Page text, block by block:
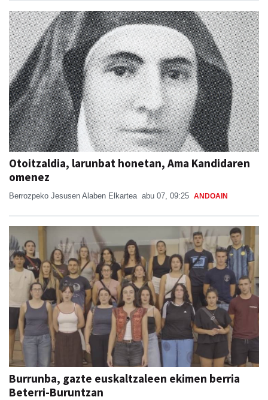
Otoitzaldia, larunbat honetan, Ama Kandidaren
omenez
Berrozpeko Jesusen Alaben Elkartea abu 07, 09:25 ANDOAIN
Burrunba, gazte euskaltzaleen ekimen berria
Beterri-Buruntzan